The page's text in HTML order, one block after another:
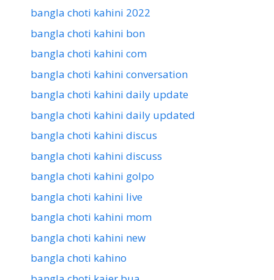
bangla choti kahini 2022
bangla choti kahini bon
bangla choti kahini com
bangla choti kahini conversation
bangla choti kahini daily update
bangla choti kahini daily updated
bangla choti kahini discus
bangla choti kahini discuss
bangla choti kahini golpo
bangla choti kahini live
bangla choti kahini mom
bangla choti kahini new
bangla choti kahino